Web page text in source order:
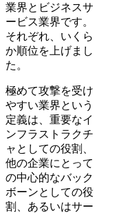
業界とビジネスサ
ービス業界です。
それぞれ、いくら
か順位を上げまし
た。
極めて攻撃を受け
やすい業界という
定義は、重要なイ
ンフラストラクチ
ャとしての役割、
他の企業にとって
の中心的なバック
ボーンとしての役
割、あるいはサー